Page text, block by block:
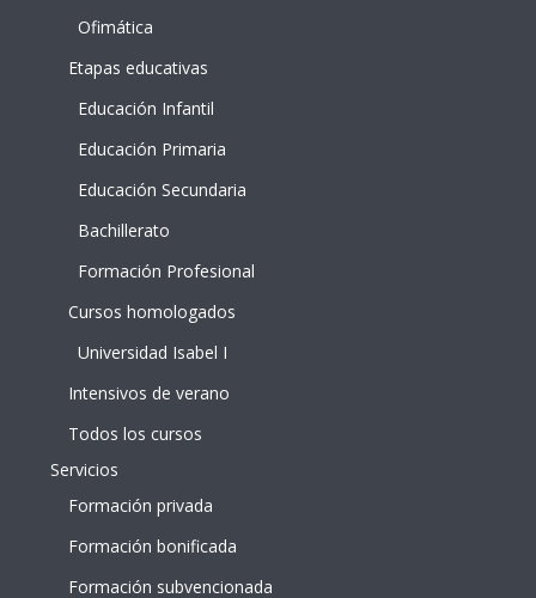
Ofimática
Etapas educativas
Educación Infantil
Educación Primaria
Educación Secundaria
Bachillerato
Formación Profesional
Cursos homologados
Universidad Isabel I
Intensivos de verano
Todos los cursos
Servicios
Formación privada
Formación bonificada
Formación subvencionada